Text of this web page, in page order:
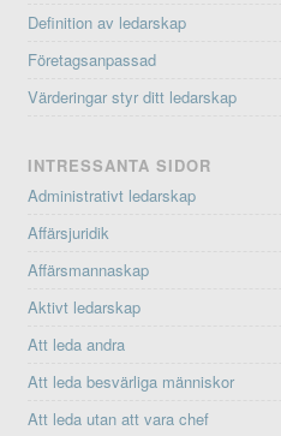
Definition av ledarskap
Företagsanpassad
Värderingar styr ditt ledarskap
INTRESSANTA SIDOR
Administrativt ledarskap
Affärsjuridik
Affärsmannaskap
Aktivt ledarskap
Att leda andra
Att leda besvärliga människor
Att leda utan att vara chef